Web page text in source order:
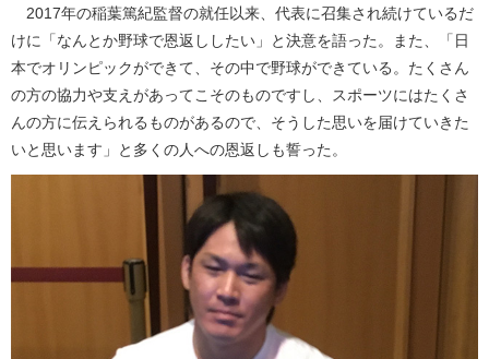
2017年の稲葉篤紀監督の就任以来、代表に召集され続けているだ
けに「なんとか野球で恩返ししたい」と決意を語った。また、「日
本でオリンピックができて、その中で野球ができている。たくさん
の方の協力や支えがあってこそのものですし、スポーツにはたくさ
んの方に伝えられるものがあるので、そうした思いを届けていきた
いと思います」と多くの人への恩返しも誓った。